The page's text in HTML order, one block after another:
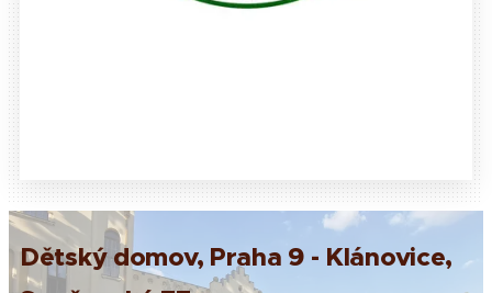
Dětský domov, Praha 9 - Klánovice,